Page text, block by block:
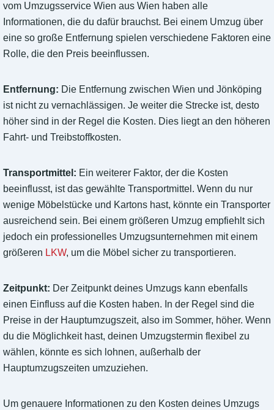
vom Umzugsservice Wien aus Wien haben alle
Informationen, die du dafür brauchst. Bei einem Umzug über
eine so große Entfernung spielen verschiedene Faktoren eine
Rolle, die den Preis beeinflussen.
Entfernung: Die Entfernung zwischen Wien und Jönköping
ist nicht zu vernachlässigen. Je weiter die Strecke ist, desto
höher sind in der Regel die Kosten. Dies liegt an den höheren
Fahrt- und Treibstoffkosten.
Transportmittel: Ein weiterer Faktor, der die Kosten
beeinflusst, ist das gewählte Transportmittel. Wenn du nur
wenige Möbelstücke und Kartons hast, könnte ein Transporter
ausreichend sein. Bei einem größeren Umzug empfiehlt sich
jedoch ein professionelles Umzugsunternehmen mit einem
größeren LKW, um die Möbel sicher zu transportieren.
Zeitpunkt: Der Zeitpunkt deines Umzugs kann ebenfalls
einen Einfluss auf die Kosten haben. In der Regel sind die
Preise in der Hauptumzugszeit, also im Sommer, höher. Wenn
du die Möglichkeit hast, deinen Umzugstermin flexibel zu
wählen, könnte es sich lohnen, außerhalb der
Hauptumzugszeiten umzuziehen.
Um genauere Informationen zu den Kosten deines Umzugs